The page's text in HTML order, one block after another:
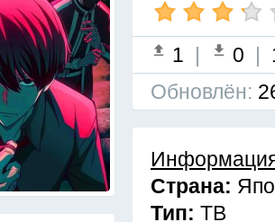
1 | 0 |
Обновлён:
Страна:
Тип: ТВ